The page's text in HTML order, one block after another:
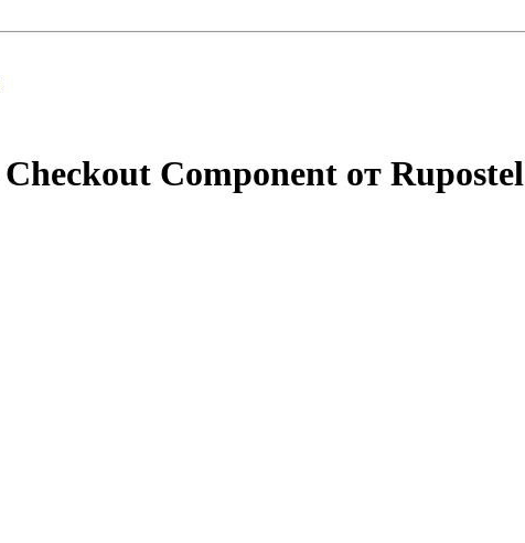
Checkout Component от Rupostel